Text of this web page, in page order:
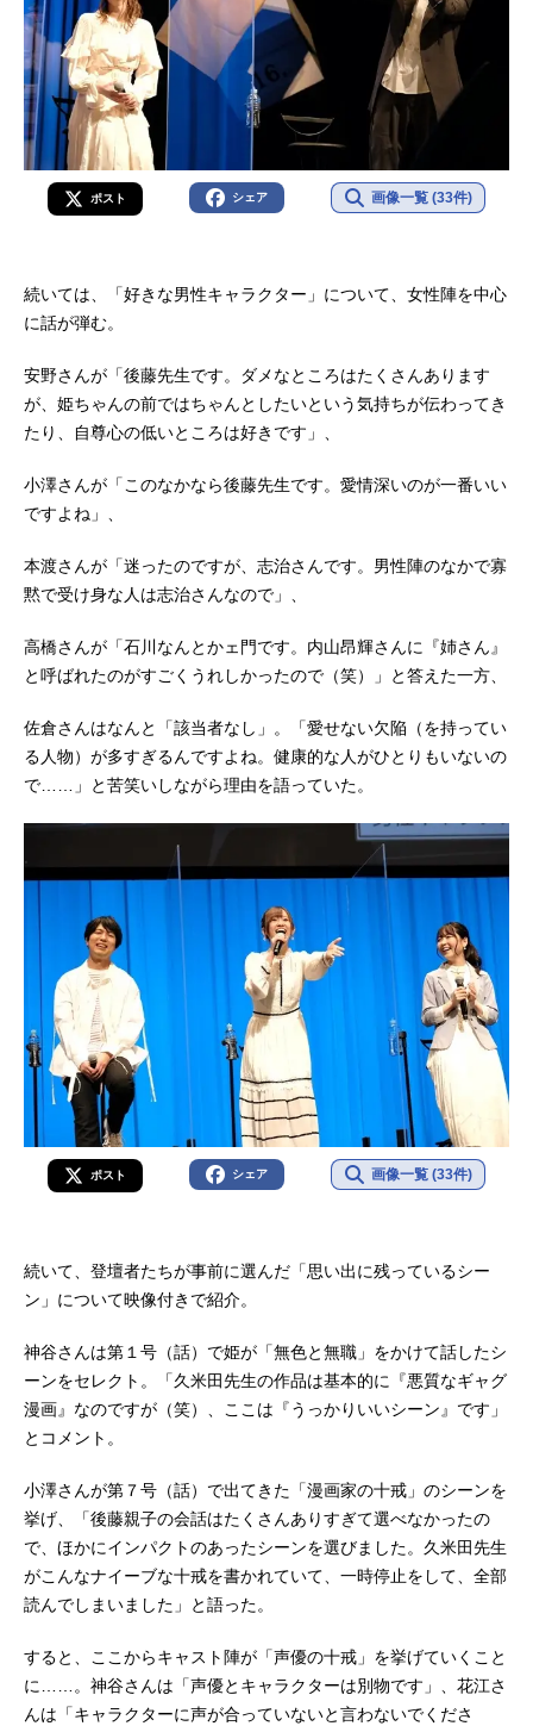
ポスト シェア 画像一覧 (33件)
続いては、「好きな男性キャラクター」について、女性陣を中心
に話が弾む。
安野さんが「後藤先生です。ダメなところはたくさんあります
が、姫ちゃんの前ではちゃんとしたいという気持ちが伝わってき
たり、自尊心の低いところは好きです」、
小澤さんが「このなかなら後藤先生です。愛情深いのが一番いい
ですよね」、
本渡さんが「迷ったのですが、志治さんです。男性陣のなかで寡
黙で受け身な人は志治さんなので」、
高橋さんが「石川なんとかェ門です。内山昂輝さんに『姉さん』
と呼ばれたのがすごくうれしかったので（笑）」と答えた一方、
佐倉さんはなんと「該当者なし」。「愛せない欠陥（を持ってい
る人物）が多すぎるんですよね。健康的な人がひとりもいないの
で……」と苦笑いしながら理由を語っていた。
ポスト シェア 画像一覧 (33件)
続いて、登壇者たちが事前に選んだ「思い出に残っているシー
ン」について映像付きで紹介。
神谷さんは第１号（話）で姫が「無色と無職」をかけて話したシ
ーンをセレクト。「久米田先生の作品は基本的に『悪質なギャグ
漫画』なのですが（笑）、ここは『うっかりいいシーン』です」
とコメント。
小澤さんが第７号（話）で出てきた「漫画家の十戒」のシーンを
挙げ、「後藤親子の会話はたくさんありすぎて選べなかったの
で、ほかにインパクトのあったシーンを選びました。久米田先生
がこんなナイーブな十戒を書かれていて、一時停止をして、全部
読んでしまいました」と語った。
すると、ここからキャスト陣が「声優の十戒」を挙げていくこと
に……。神谷さんは「声優とキャラクターは別物です」、花江さ
んは「キャラクターに声が合っていないと言わないでくださ